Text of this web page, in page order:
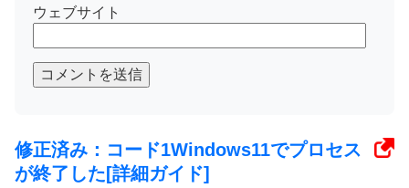
ウェブサイト
コメントを送信
修正済み：コード1Windows11でプロセス
が終了した[詳細ガイド]